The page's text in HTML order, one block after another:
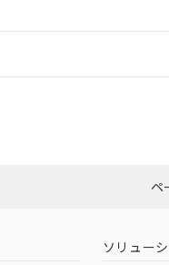
ダウンロードはこちら
（日本
ペ
ソリュー